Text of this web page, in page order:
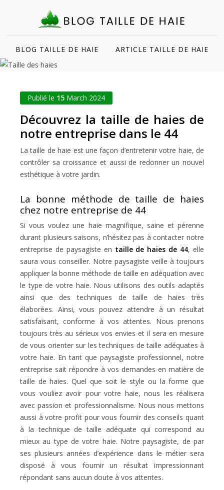
BLOG TAILLE DE HAIE ARTICLE TAILLE DE HAIE
Publié le 15 March 2024
Découvrez la taille de haies de
notre entreprise dans le 44
La taille de haie est une façon d’entretenir votre haie, de
contrôler sa croissance et aussi de redonner un nouvel
esthétique à votre jardin.
La bonne méthode de taille de haies
chez notre entreprise de 44
Si vous voulez une haie magnifique, saine et pérenne
durant plusieurs saisons, n’hésitez pas à contacter notre
entreprise de paysagiste en taille de haies de 44, elle
saura vous conseiller. Notre paysagiste veille à toujours
appliquer la bonne méthode de taille en adéquation avec
le type de votre haie. Nous utilisons des outils adaptés
ainsi que des techniques de taille de haies très
élaborées. Ainsi, vous pouvez attendre à un résultat
satisfaisant, conforme à vos attentes. Nous prenons
toujours très au sérieux vos envies et il sera en mesure
de vous orienter sur les techniques de taille adéquates à
votre haie. En tant que paysagiste professionnel, notre
entreprise sait répondre à vos demandes en matière de
taille de haies. Quel que soit le style ou la forme que
vous vouliez avoir pour votre haie, nous les réalisera
avec passion et professionnalisme. Nous nous mettons
aussi à votre profit pour vous fournir des conseils quant
à la technique de taille adéquate qui correspond au
mieux au type de votre haie. Notre paysagiste, de par
ses plusieurs années d’expérience dans le métier sera
disposé à vous fournir un résultat impressionnant
répondant sans aucun doute à vos attentes.